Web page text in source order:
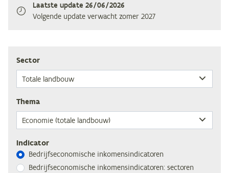
Laatste update 26/06/2026
Volgende update verwachtzomer 2027
Sec­tor
The­ma
Indicator
Be­drijfs­eco­no­mi­sche inkomensindicatoren
Be­drijfs­eco­no­mi­sche in­ko­mens­in­di­ca­to­ren: sectoren